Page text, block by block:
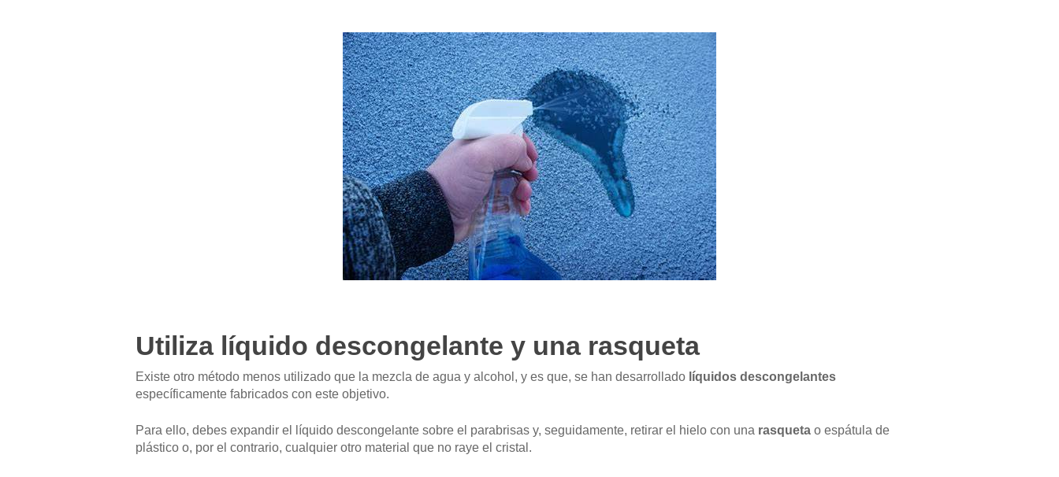
Utiliza líquido descongelante y una rasqueta
Existe otro método menos utilizado que la mezcla de agua y alcohol, y es que, se han desarrollado líquidos descongelantes
específicamente fabricados con este objetivo.
Para ello, debes expandir el líquido descongelante sobre el parabrisas y, seguidamente, retirar el hielo con una rasqueta o espátula de
plástico o, por el contrario, cualquier otro material que no raye el cristal.